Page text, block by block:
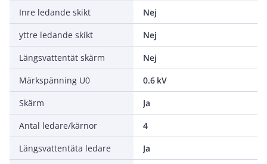
Inre ledande skikt
Nej
yttre ledande skikt
Nej
Längsvattentät skärm
Nej
Märkspänning U0
0.6 kV
Skärm
Ja
Antal ledare/kärnor
4
Längsvattentäta ledare
Ja